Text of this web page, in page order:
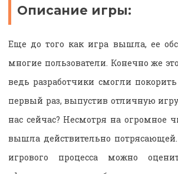
Описание игры:
Еще до того как игра вышла, ее
многие пользователи. Конечно же
ведь разработчики смогли
первый раз, выпустив отличную
нас сейчас? Несмотря на огромное
вышла действительно
игрового процесса можно